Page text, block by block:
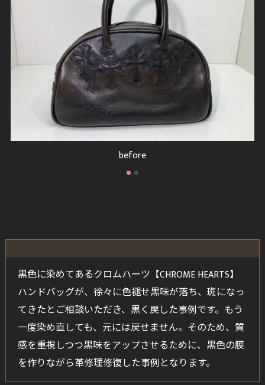
after
黒色に染めてあるクロムハーツ【CHROME HEARTS】
ハンドバッグが、徐々に色褪せ黒味が落ち、斑になっ
てきたとご相談いただき、黒く戻した事例です。もう
一度染め直しても、元には戻せません。そのため、質
感を重視しつつ黒味をアップさせるために、黒色の膜
を作りながら革修理修復した事例となります。